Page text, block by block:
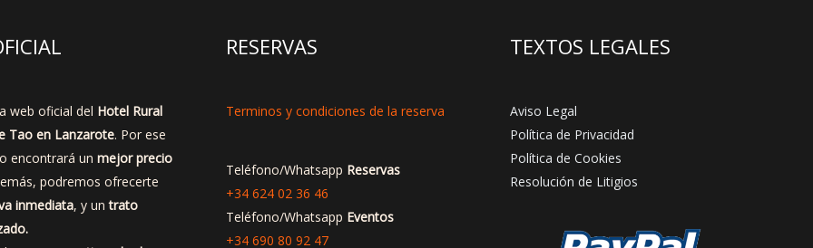
web oficial del Hotel Rural
Tao en Lanzarote. Por ese
encontrará un mejor precio
podremos ofrecerte
inmediata, y untrato
RESERVAS
Terminos y condiciones de la reserva
Teléfono/Whatsapp Reservas
+34 624 02 36 46
Teléfono/Whatsapp Eventos
+34 690 80 92 47
TEXTOS LEGALES
Aviso Legal
Política de Privacidad
Política de Cookies
Resolución de Litigios